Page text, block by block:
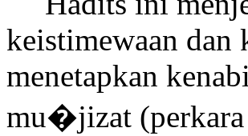
keistimewaan dan
menetapkan
mu�jizat (perkara